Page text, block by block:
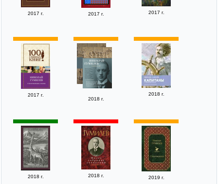
2017 г. 2017 г. 2017 г.
2017 г.
2018 г.
2018 г.
2018 г. 2018 г. 2019 г.